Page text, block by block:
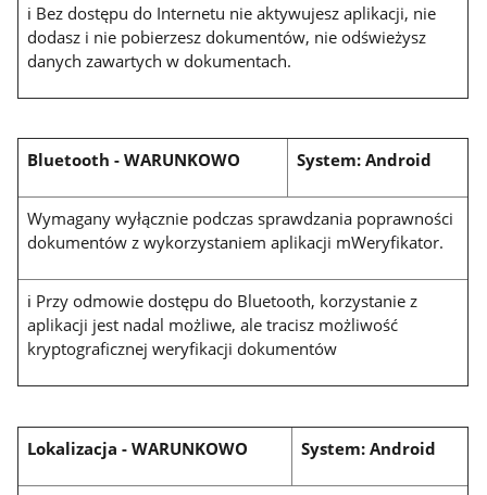
ℹ Bez dostępu do Internetu nie aktywujesz aplikacji, nie
dodasz i nie pobierzesz dokumentów, nie odświeżysz
danych zawartych w dokumentach.
Bluetooth-WARUNKOWO System: Android
Wymagany wyłącznie podczas sprawdzania poprawności
dokumentów z wykorzystaniem aplikacji mWeryfikator.
ℹ Przy odmowie dostępu do Bluetooth, korzystanie z
aplikacji jest nadal możliwe, ale tracisz możliwość
kryptograficznej weryfikacji dokumentów
Lokalizacja -WARUNKOWO System: Android